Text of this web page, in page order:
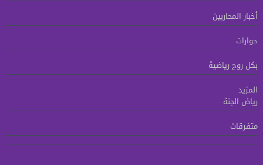
أخبار المحاربين
حوارات
بكل روح رياضية
المزيد
رياض الجنة
متفرقات